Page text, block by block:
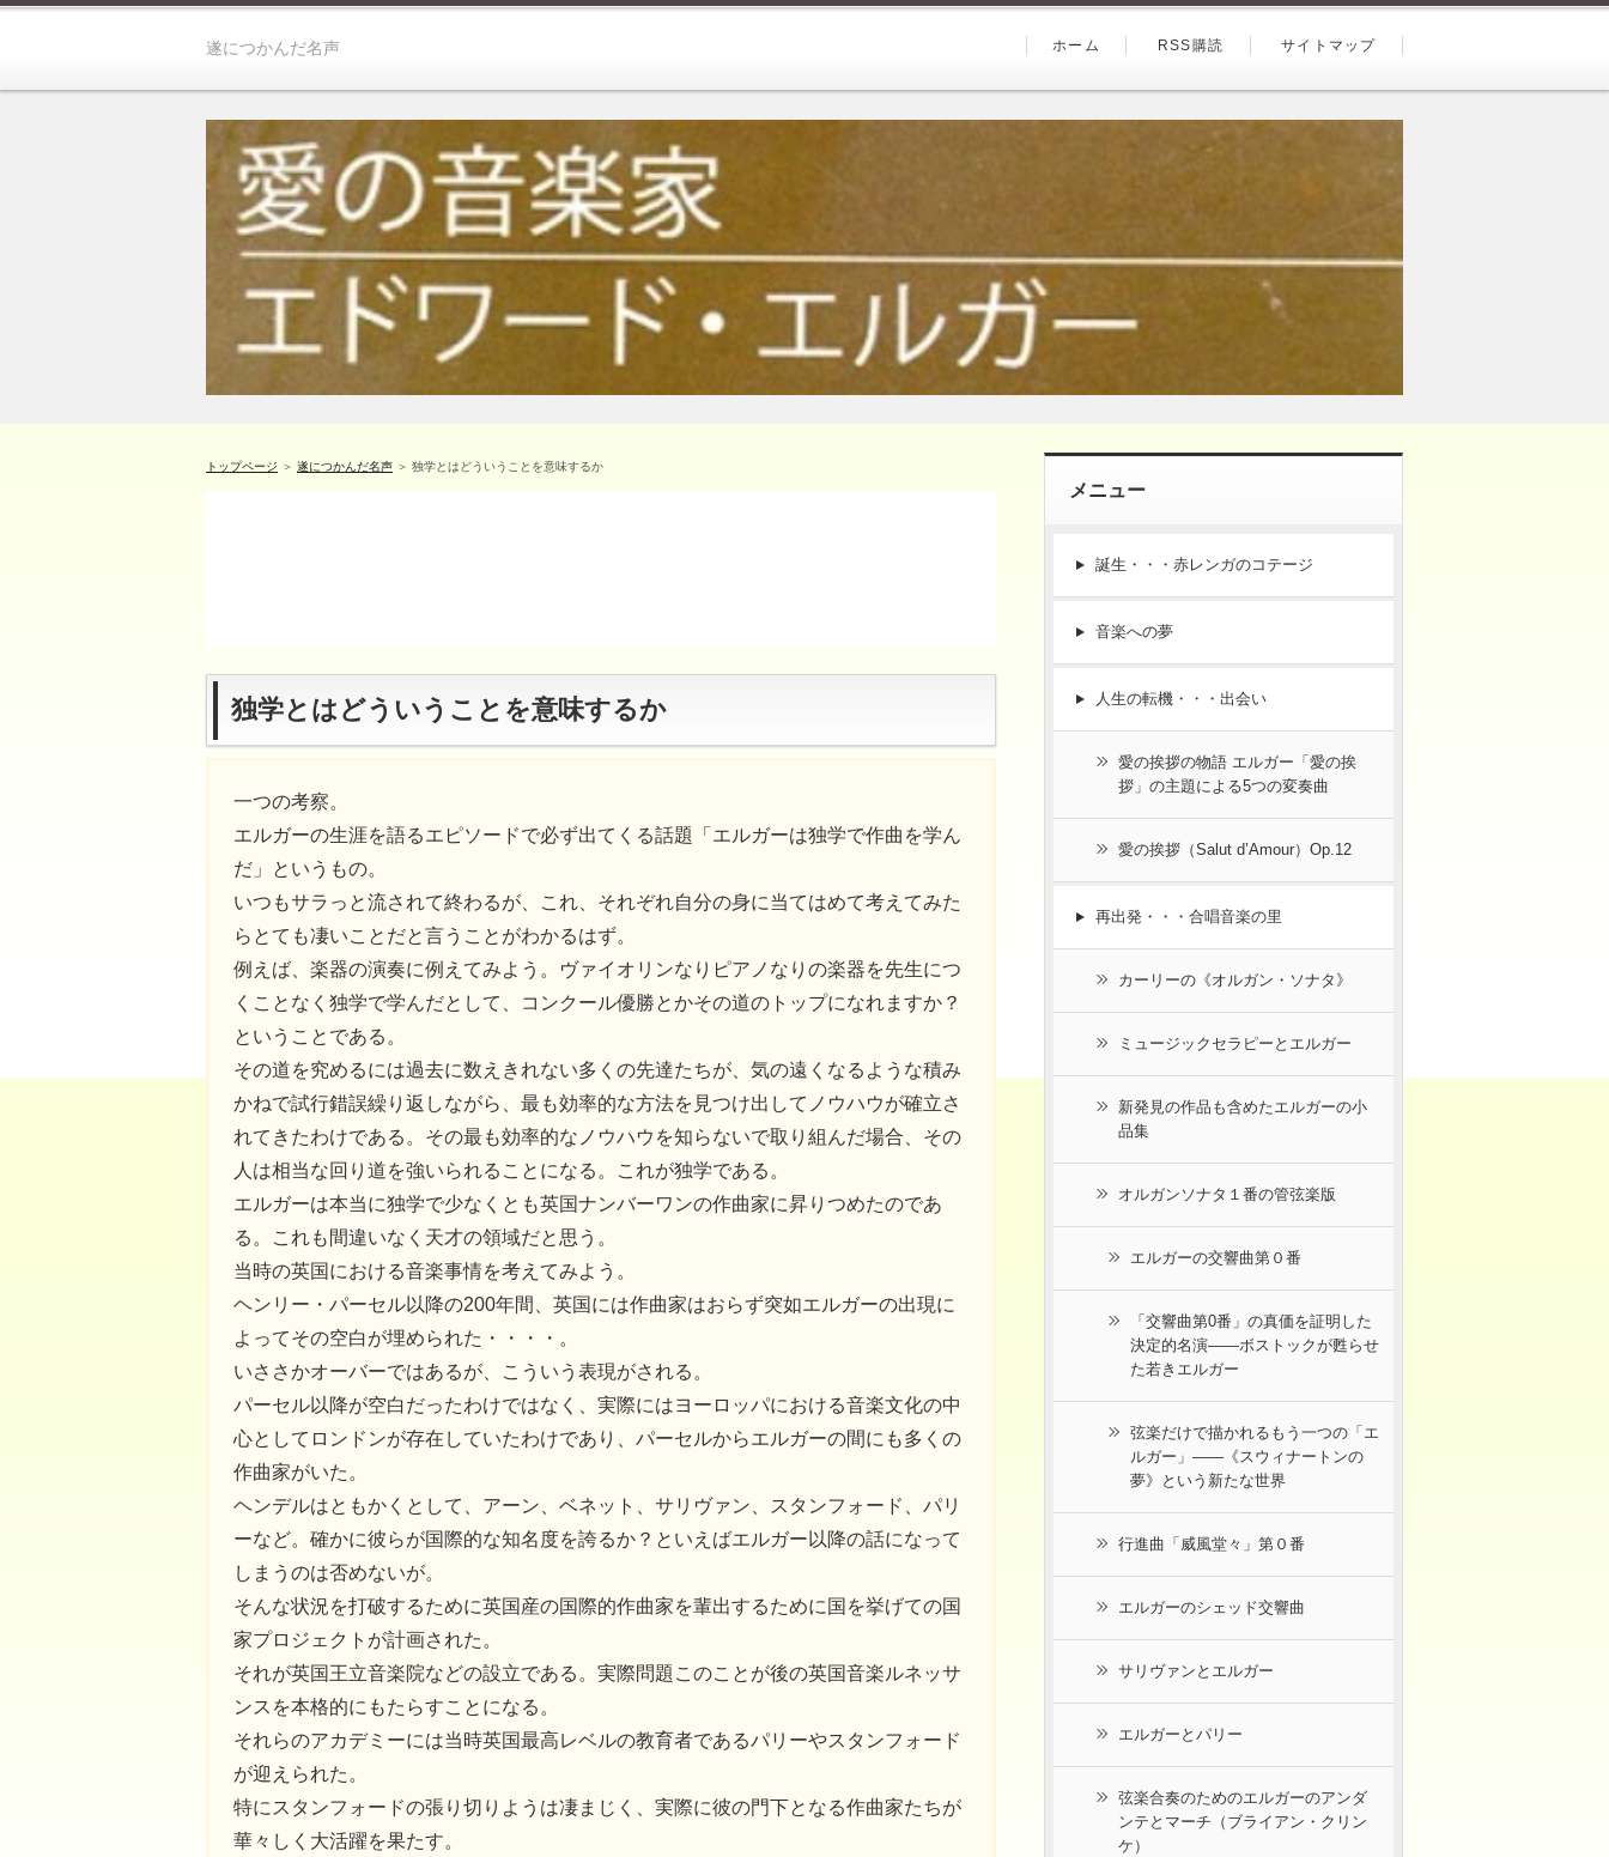
遂につかんだ名声 ホーム RSS購読 サイトマップ
トップページ ＞ 遂につかんだ名声 ＞ 独学とはどういうことを意味するか
独学とはどういうことを意味するか
一つの考察。
エルガーの生涯を語るエピソードで必ず出てくる話題「エルガーは独学で作曲を学ん
だ」というもの。
いつもサラっと流されて終わるが、これ、それぞれ自分の身に当てはめて考えてみた
らとても凄いことだと言うことがわかるはず。
例えば、楽器の演奏に例えてみよう。ヴァイオリンなりピアノなりの楽器を先生につ
くことなく独学で学んだとして、コンクール優勝とかその道のトップになれますか？
ということである。
その道を究めるには過去に数えきれない多くの先達たちが、気の遠くなるような積み
かねで試行錯誤繰り返しながら、最も効率的な方法を見つけ出してノウハウが確立さ
れてきたわけである。その最も効率的なノウハウを知らないで取り組んだ場合、その
人は相当な回り道を強いられることになる。これが独学である。
エルガーは本当に独学で少なくとも英国ナンバーワンの作曲家に昇りつめたのであ
る。これも間違いなく天才の領域だと思う。
当時の英国における音楽事情を考えてみよう。
ヘンリー・パーセル以降の200年間、英国には作曲家はおらず突如エルガーの出現に
よってその空白が埋められた・・・・。
いささかオーバーではあるが、こういう表現がされる。
パーセル以降が空白だったわけではなく、実際にはヨーロッパにおける音楽文化の中
心としてロンドンが存在していたわけであり、パーセルからエルガーの間にも多くの
作曲家がいた。
ヘンデルはともかくとして、アーン、ベネット、サリヴァン、スタンフォード、パリ
ーなど。確かに彼らが国際的な知名度を誇るか？といえばエルガー以降の話になって
しまうのは否めないが。
そんな状況を打破するために英国産の国際的作曲家を輩出するために国を挙げての国
家プロジェクトが計画された。
それが英国王立音楽院などの設立である。実際問題このことが後の英国音楽ルネッサ
ンスを本格的にもたらすことになる。
それらのアカデミーには当時英国最高レベルの教育者であるパリーやスタンフォード
が迎えられた。
特にスタンフォードの張り切りようは凄まじく、実際に彼の門下となる作曲家たちが
華々しく大活躍を果たす。
メニュー
誕生・・・赤レンガのコテージ
音楽への夢
人生の転機・・・出会い
愛の挨拶の物語 エルガー「愛の挨
拶」の主題による5つの変奏曲
愛の挨拶（Salut d’Amour）Op.12
再出発・・・合唱音楽の里
カーリーの《オルガン・ソナタ》
ミュージックセラピーとエルガー
新発見の作品も含めたエルガーの小
品集
オルガンソナタ１番の管弦楽版
エルガーの交響曲第０番
「交響曲第0番」の真価を証明した
決定的名演――ボストックが甦らせ
た若きエルガー
弦楽だけで描かれるもう一つの「エ
ルガー」――《スウィナートンの
夢》という新たな世界
行進曲「威風堂々」第０番
エルガーのシェッド交響曲
サリヴァンとエルガー
エルガーとパリー
弦楽合奏のためのエルガーのアンダ
ンテとマーチ（ブライアン・クリン
ケ）